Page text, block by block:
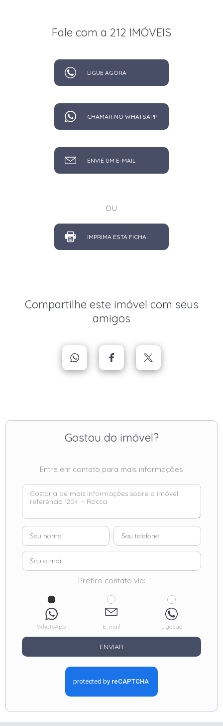
Fale com a 212 IMÓVEIS
LIGUE AGORA
CHAMAR NO WHATSAPP
ENVIE UM E-MAIL
ou
IMPRIMA ESTA FICHA
Compartilhe este imóvel com seus
amigos
Gostou do imóvel?
Entre em contato para mais informações
Prefiro contato via:
WhatsApp E-mail Ligação
ENVIAR